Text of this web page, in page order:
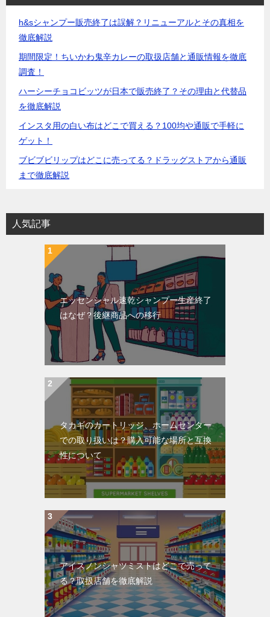
h&sシャンプー販売終了は誤解？リニューアルとその真相を
徹底解説
期間限定！ちいかわ鬼辛カレーの取扱店舗と通販情報を徹底
調査！
ハーシーチョコビッツが日本で販売終了？その理由と代替品
を徹底解説
インスタ用の白い布はどこで買える？100均や通販で手軽に
ゲット！
ブビブビリップはどこに売ってる？ドラッグストアから通販
まで徹底解説
人気記事
エッセンシャル速乾シャンプー生産終了
はなぜ？後継商品への移行
タカギのカートリッジ、ホームセンター
での取り扱いは？購入可能な場所と互換
性について
アイスノンシャツミストはどこで売って
る？取扱店舗を徹底解説